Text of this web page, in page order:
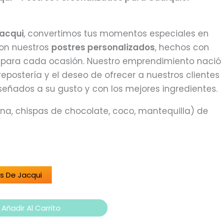
, convertimos tus momentos especiales en
nuestros postres personalizados, hechos con
cada ocasión. Nuestro emprendimiento nació
y el deseo de ofrecer a nuestros clientes
a su gusto y con los mejores ingredientes.
chispas de chocolate, coco, mantequilla) de
De Jacqui
Añadir Al Carrito